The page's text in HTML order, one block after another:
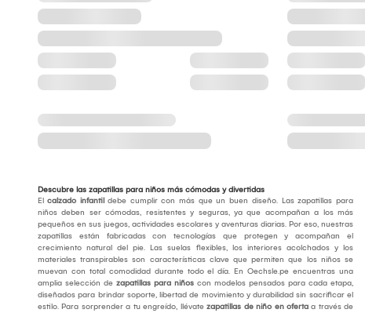
Descubre las zapatillas para niños más cómodas y divertidas
El calzado infantil debe cumplir con más que un buen diseño. Las zapatillas para
niños deben ser cómodas, resistentes y seguras, ya que acompañan a los más
pequeños en sus juegos, actividades escolares y aventuras diarias. Por eso, nuestras
zapatillas están fabricadas con tecnologías que protegen y acompañan el
crecimiento natural del pie. Las suelas flexibles, los interiores acolchados y los
materiales transpirables son características clave que permiten que los niños se
muevan con total comodidad durante todo el día. En Oechsle.pe encuentras una
amplia selección de zapatillas para niños con modelos pensados para cada etapa,
diseñados para brindar soporte, libertad de movimiento y durabilidad sin sacrificar el
estilo. Para sorprender a tu engreído, llévate zapatillas de niño en oferta a través de